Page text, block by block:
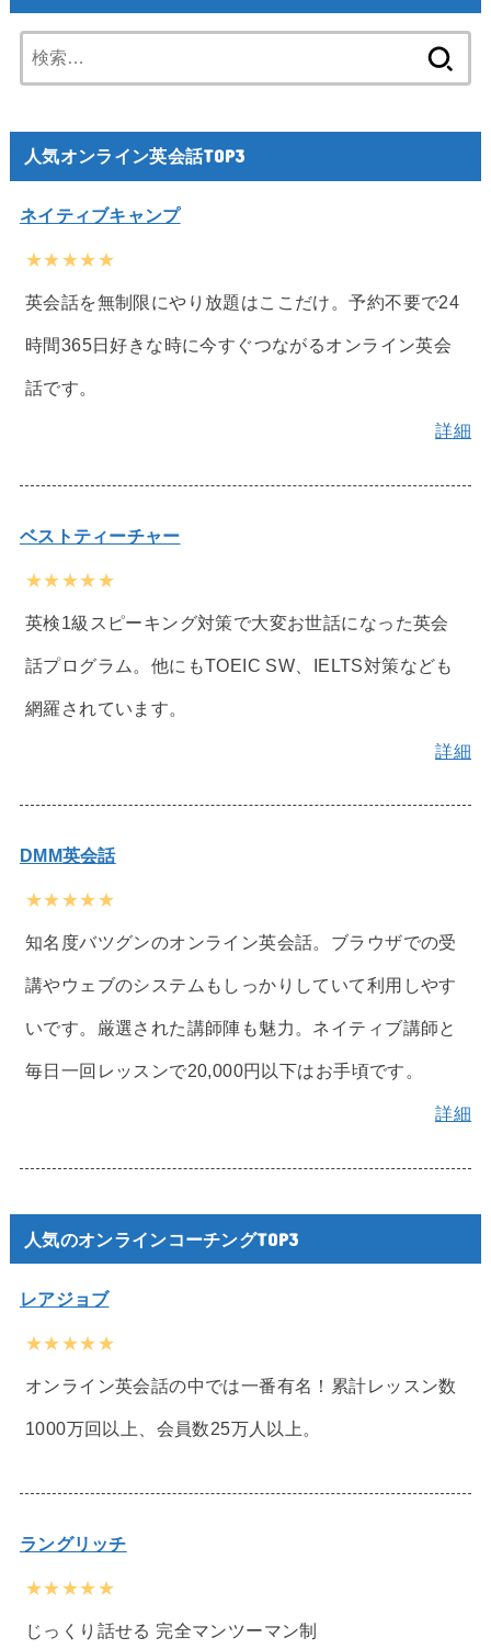
索:
人気オンライン英会話TOP3
ネイティブキャンプ
★★★★★
英会話を無制限にやり放題はここだけ。予約不要で24
時間365日好きな時に今すぐつながるオンライン英会
話です。
詳細
ベストティーチャー
★★★★★
英検1級スピーキング対策で大変お世話になった英会
話プログラム。他にもTOEIC SW、IELTS対策なども
網羅されています。
詳細
DMM英会話
★★★★★
知名度バツグンのオンライン英会話。ブラウザでの受
講やウェブのシステムもしっかりしていて利用しやす
いです。厳選された講師陣も魅力。ネイティブ講師と
毎日一回レッスンで20,000円以下はお手頃です。
詳細
人気のオンラインコーチングTOP3
レアジョブ
★★★★★
オンライン英会話の中では一番有名！累計レッスン数
1000万回以上、会員数25万人以上。
ラングリッチ
★★★★★
じっくり話せる 完全マンツーマン制